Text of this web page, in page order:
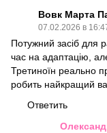
Вовк Марта
07.02.2026 в
Потужний засіб для
час на адаптацію,
Третиноїн реально
робить найкращий
Ответить